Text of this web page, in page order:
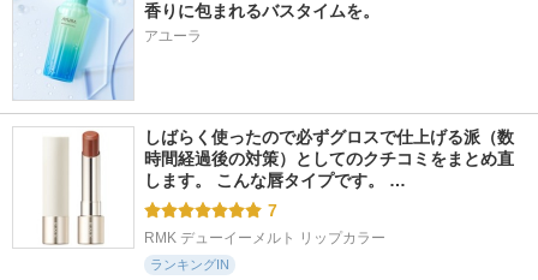
香りに包まれるバスタイムを。
アユーラ
しばらく使ったので必ずグロスで仕上げる派（数
時間経過後の対策）としてのクチコミをまとめ直
します。 こんな唇タイプです。 …
7
RMK デューイーメルト リップカラー
ランキングIN